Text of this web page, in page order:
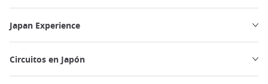
Japan Experience
Circuitos en Japón